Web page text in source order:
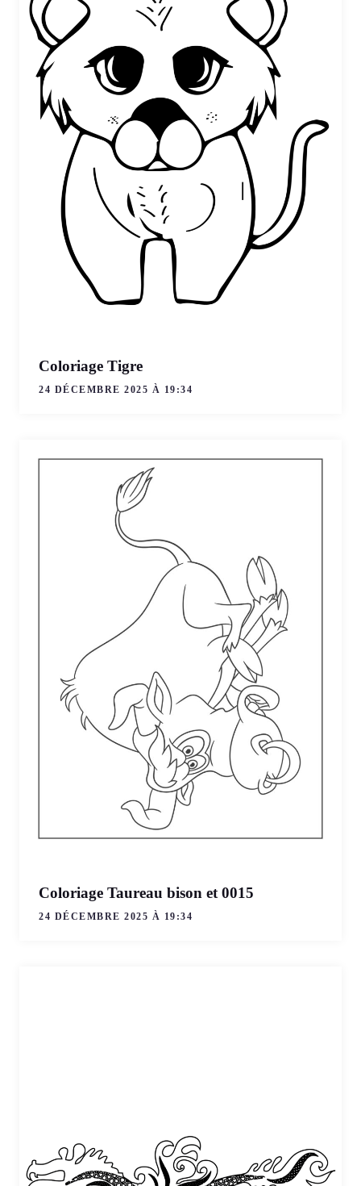
Coloriage Tigre
24 DÉCEMBRE 2025 À 19:34
Coloriage Taureau bison et 0015
24 DÉCEMBRE 2025 À 19:34